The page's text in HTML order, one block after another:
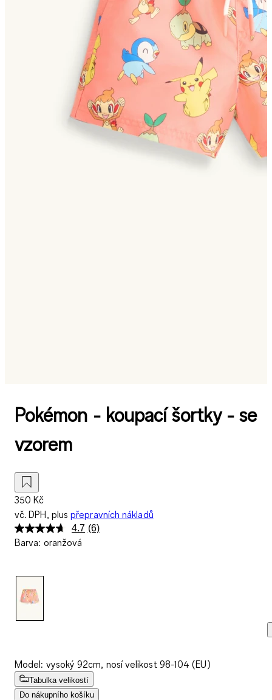
Pokémon - koupací šortky - se
vzorem
350 Kč
vč. DPH, plus přepravních nákladů
4.7 Přečtěte
(6)
Barva: oranžová
Model: vysoký 92cm, nosí velikost 98-104 (EU)
Tabulka velikostí
Do nákupního košíku